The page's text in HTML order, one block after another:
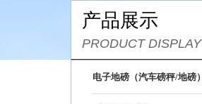
产品展示
PRODUCT DISPLAY
电子地磅（汽车磅秤/地磅）